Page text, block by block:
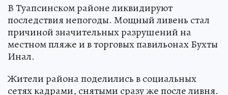
В Туапсинском районе ликвидируют
последствия непогоды. Мощный ливень стал
причиной значительных разрушений на
местном пляже и в торговых павильонах Бухты
Инал.
Жители района поделились в социальных
сетях кадрами, снятыми сразу же после ливня.